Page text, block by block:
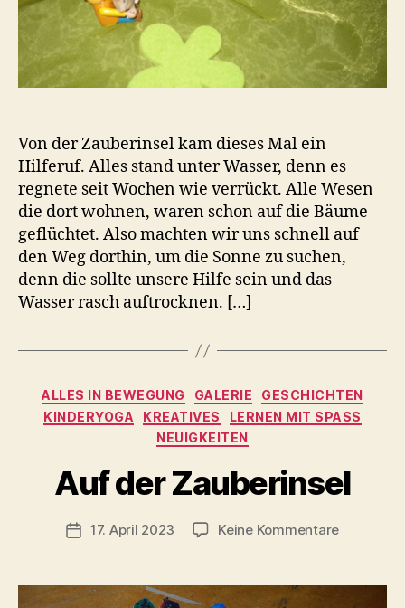
Von der Zauberinsel kam dieses Mal ein
Hilferuf. Alles stand unter Wasser, denn es
regnete seit Wochen wie verrückt. Alle Wesen
die dort wohnen, waren schon auf die Bäume
geflüchtet. Also machten wir uns schnell auf
den Weg dorthin, um die Sonne zu suchen,
denn die sollte unsere Hilfe sein und das
Wasser rasch auftrocknen. […]
Kategorien
ALLES IN BEWEGUNG GALERIE
GESCHICHTEN
KINDERYOGA
KREATIVES
LERNEN MIT SPASS
NEUIGKEITEN
Auf der Zauberinsel
Beitragsautor
V
n
C
ri
Veröffentlichungsdatum
17. April 2023 Keine Kommentarezu